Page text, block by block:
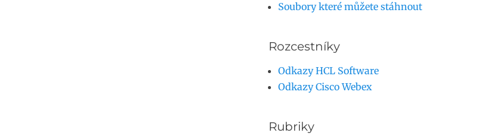
Soubory které můžete stáhnout
Rozcestníky
Odkazy HCL Software
Odkazy Cisco Webex
Rubriky